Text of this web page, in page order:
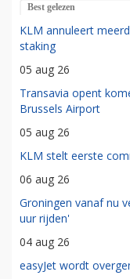
Best gelezen
KLM annuleert
staking
05 aug 26
Transavia opent
Brussels Airport
05 aug 26
KLM stelt eerste
06 aug 26
Groningen vanaf nu
uur rijden'
04 aug 26
easyJet wordt